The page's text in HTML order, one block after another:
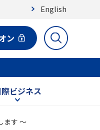
English
ン
ビジネス
ます ～